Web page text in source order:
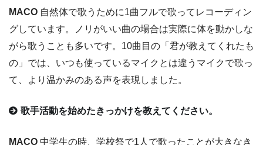
MACO 自然体で歌うために1曲フルで歌ってレコーディン
グしています。ノリがいい曲の場合は実際に体を動かしな
がら歌うことも多いです。10曲目の「君が教えてくれたも
の」では、いつも使っているマイクとは違うマイクで歌っ
て、より温かみのある声を表現しました。
歌手活動を始めたきっかけを教えてください。
MACO 中学生の時、学校祭で1人で歌ったことが大きなき